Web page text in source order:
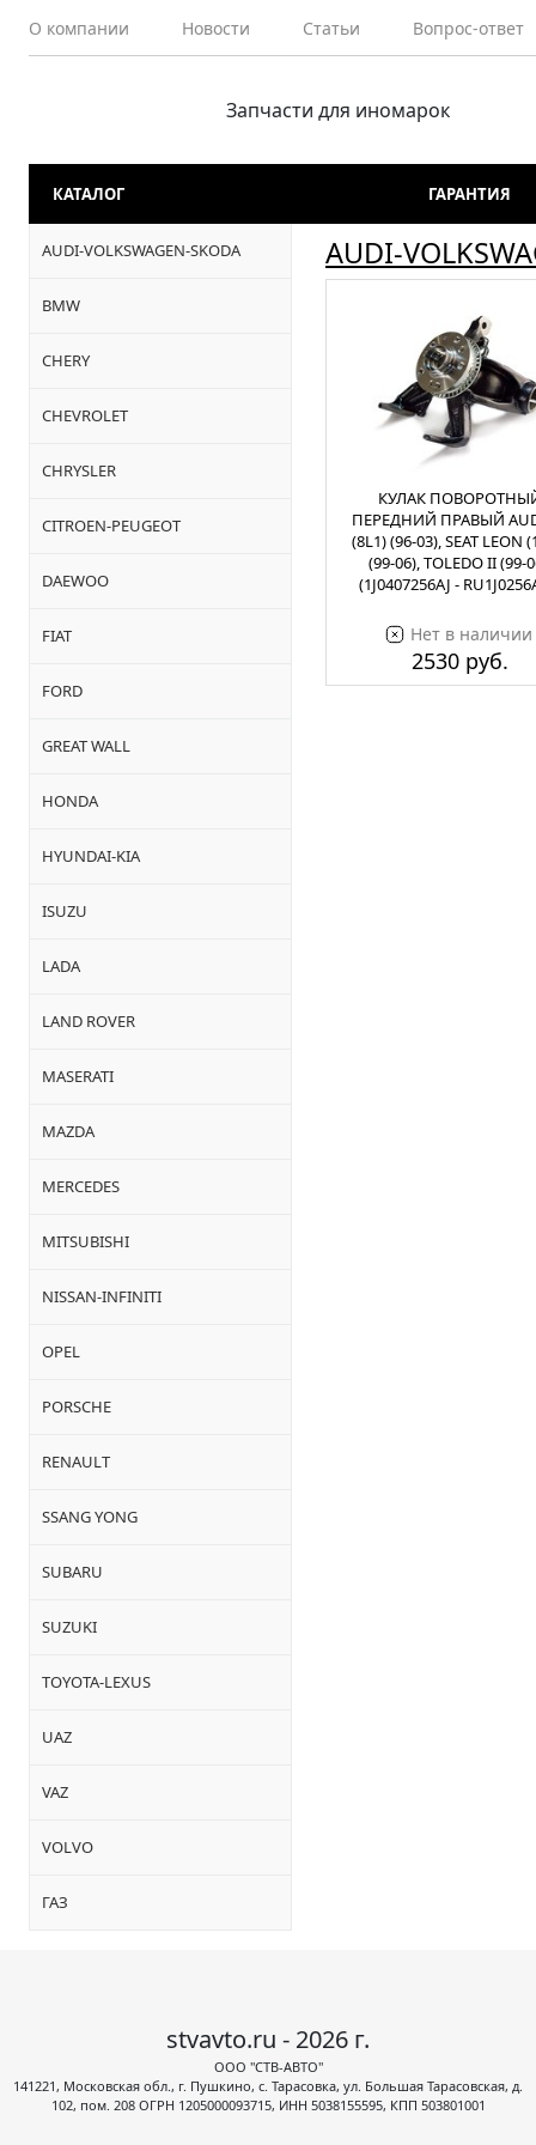
О компании Новости Статьи Вопрос-ответ
Запчасти для иномарок
КАТАЛОГ ГАРАНТИЯ
AUDI-VOLKSWAGEN-SKODA
BMW
CHERY
CHEVROLET
CHRYSLER
CITROEN-PEUGEOT
DAEWOO
FIAT
FORD
GREAT WALL
HONDA
HYUNDAI-KIA
ISUZU
LADA
LAND ROVER
MASERATI
MAZDA
MERCEDES
MITSUBISHI
NISSAN-INFINITI
OPEL
PORSCHE
RENAULT
SSANG YONG
SUBARU
SUZUKI
TOYOTA-LEXUS
UAZ
VAZ
VOLVO
ГАЗ
AUDI-
КУЛАК
ПЕРЕДНИЙ ПРАВЫЙ
(8L1) (96-03), SEAT LEON
(99-06), TOLEDO II (99-
(1J0407256AJ -
Нет в наличии
2530 руб.
stvavto.ru - 2026 г.
ООО "СТВ-АВТО"
141221, Московская обл., г. Пушкино, с. Тарасовка, ул. Большая Тарасовская, д.
102, пом. 208 ОГРН 1205000093715, ИНН 5038155595, КПП 503801001